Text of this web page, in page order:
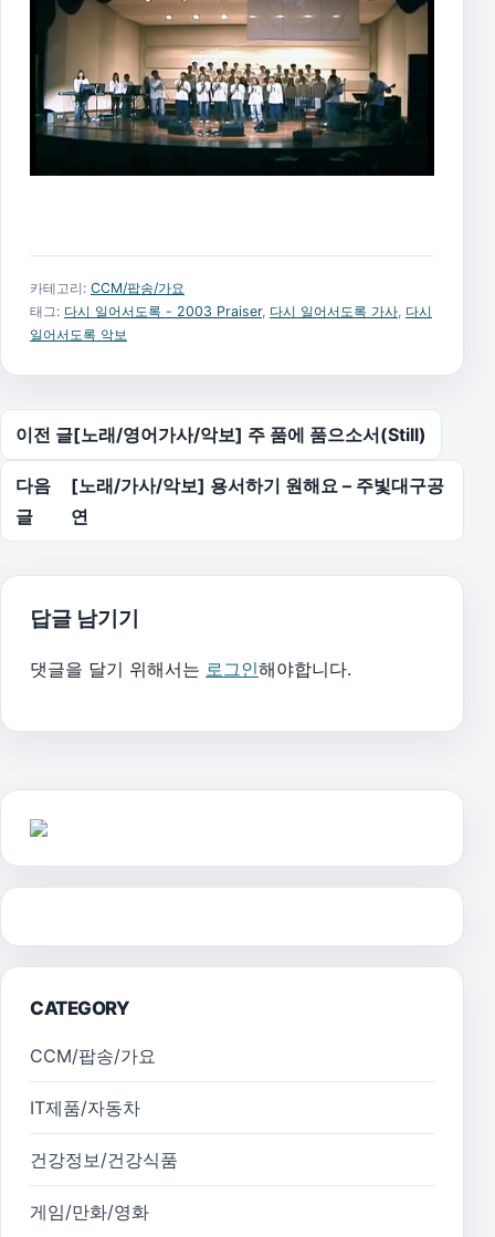
카테고리: CCM/팝송/가요
태그: 다시 일어서도록 - 2003 Praiser, 다시 일어서도록 가사 다시
일어서도록 악보
글 탐색
이전 글[노래/영어가사/악보] 주 품에 품으소서(Still)
다음
글
[노래/가사/악보] 용서하기 원해요 – 주빛대구공
연
답글 남기기
댓글을 달기 위해서는 로그인해야합니다.
CATEGORY
CCM/팝송/가요
IT제품/자동차
건강정보/건강식품
게임/만화/영화